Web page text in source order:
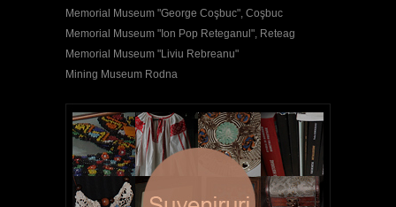
Memorial Museum "George Coşbuc", Coşbuc
Memorial Museum "Ion Pop Reteganul", Reteag
Memorial Museum "Liviu Rebreanu"
Mining Museum Rodna